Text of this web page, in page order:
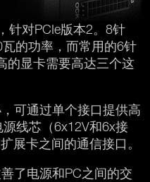
针对PCIe版本2。8针
的功率，而常用的6针
的显卡需要高达三个这
可通过单个接口提供高
线芯（6x12V和6x接
展卡之间的通信接口。
了电源和PC之间的交